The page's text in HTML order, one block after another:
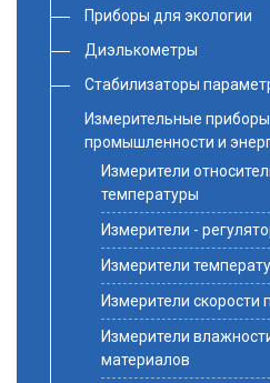
Приборы для экологии
Диэлькометры
Стабилизаторы
Измерительные
промышленности и
Измерители
температуры
Измерители -
Измерители
Измерители скорости
Измерители
материалов